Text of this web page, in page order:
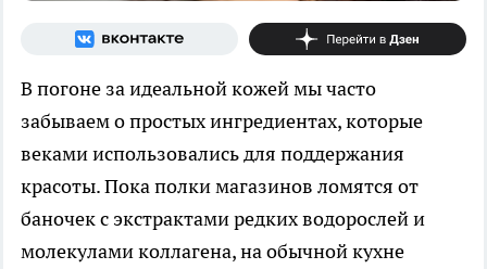
В погоне за идеальной кожей мы часто
забываем о простых ингредиентах, которые
веками использовались для поддержания
красоты. Пока полки магазинов ломятся от
баночек с экстрактами редких водорослей и
молекулами коллагена, на обычной кухне